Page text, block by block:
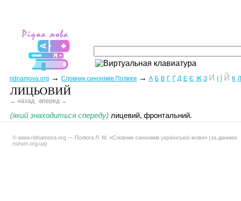
ridnamova.org → Словник синонімів Полюги → А Б В Г Ґ Д Е Є Ж З И Й К Л
ЛИЦЬОВИЙ
← назад вперед →
(який знаходиться спереду) лицевий, фронтальний.
© www.ridnamova.org — Полюга Л. М. «Словник синонімів української мови» (за даними
rozum.org.ua)